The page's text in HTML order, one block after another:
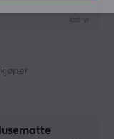
last yr.